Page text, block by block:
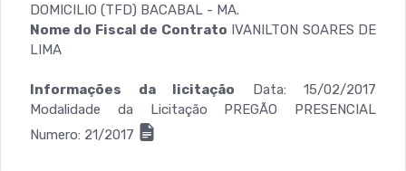
DOMICILIO (TFD) BACABAL - MA.
Nome do Fiscal de Contrato IVANILTON SOARES DE
LIMA
Informações da licitação Data: 15/02/2017
Modalidade da Licitação PREGÃO PRESENCIAL
Numero: 21/2017